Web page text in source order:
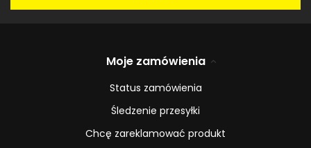
Moje zamówienia
Status zamówienia
Śledzenie przesyłki
Chcę zareklamować produkt